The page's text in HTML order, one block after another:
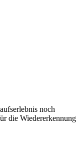
noch
die Wiedererkennung